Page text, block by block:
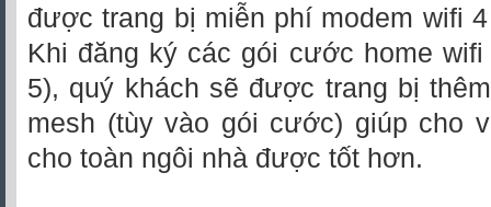
được trang bị miễn phí modem wifi
Khi đăng ký các gói cước home wifi
5), quý khách sẽ được trang bị
mesh (tùy vào gói cước) giúp cho
cho toàn ngôi nhà được tốt hơn.